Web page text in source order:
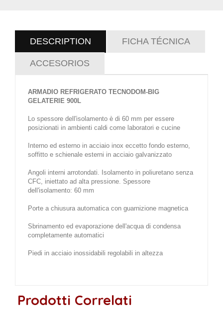
DESCRIPTION FICHA TÉCNICA
ACCESORIOS
ARMADIO REFRIGERATO TECNODOM-BIG
GELATERIE 900L
Lo spessore dell'isolamento è di 60 mm per essere
posizionati in ambienti caldi come laboratori e cucine
Interno ed esterno in acciaio inox eccetto fondo esterno,
soffitto e schienale esterni in acciaio galvanizzato
Angoli interni arrotondati. Isolamento in poliuretano senza
CFC, iniettato ad alta pressione. Spessore
dell'isolamento: 60 mm
Porte a chiusura automatica con guarnizione magnetica
Sbrinamento ed evaporazione dell'acqua di condensa
completamente automatici
Piedi in acciaio inossidabili regolabili in altezza
Prodotti Correlati